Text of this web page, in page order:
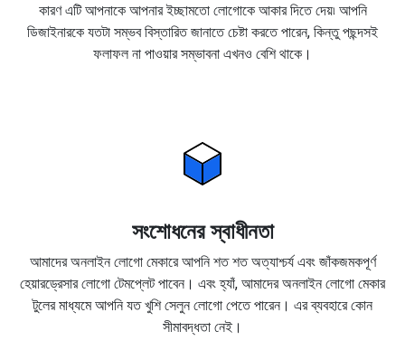
কারণ এটি আপনাকে আপনার ইচ্ছামতো লোগোকে আকার দিতে দেয়৷ আপনি
ডিজাইনারকে যতটা সম্ভব বিস্তারিত জানাতে চেষ্টা করতে পারেন, কিন্তু পছন্দসই
ফলাফল না পাওয়ার সম্ভাবনা এখনও বেশি থাকে।
সংশোধনের স্বাধীনতা
আমাদের অনলাইন লোগো মেকারে আপনি শত শত অত্যাশ্চর্য এবং জাঁকজমকপূর্ণ
হেয়ারড্রেসার লোগো টেমপ্লেট পাবেন। এবং হ্যাঁ, আমাদের অনলাইন লোগো মেকার
টুলের মাধ্যমে আপনি যত খুশি সেলুন লোগো পেতে পারেন। এর ব্যবহারে কোন
সীমাবদ্ধতা নেই।